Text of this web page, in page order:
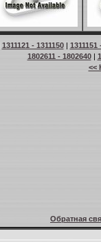
1311121 - 1311150| 1311151
1802611 - 1802640|
<<
Обратная